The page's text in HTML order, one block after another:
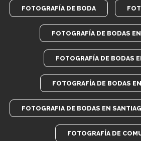
FOTOGRAFÍA DE BODA
FOTOGRAFÍA DE BODAS
FOTOGRAFÍA DE BODAS
FOTOGRAFÍA DE BODAS
FOTOGRAFIA DE BODAS EN
FOTOGRAFÍA DE